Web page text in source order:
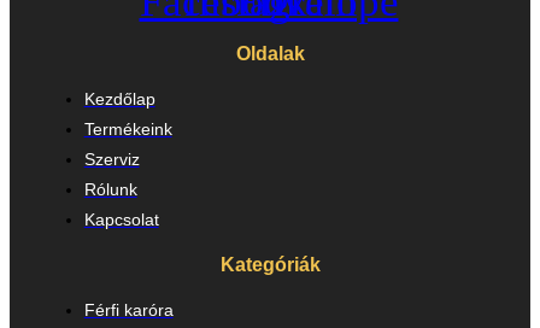
Oldalak
Kezdőlap
Termékeink
Szerviz
Rólunk
Kapcsolat
Kategóriák
Férfi karóra